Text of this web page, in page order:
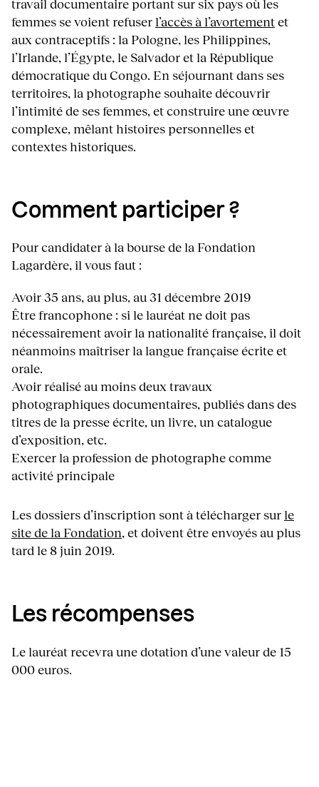
travail documentaire portant sur six pays où les
femmes se voient refuserl’accès à l’avortementet
aux contraceptifs : la Pologne, les Philippines,
l’Irlande, l’Égypte, le Salvador et la République
démocratique du Congo. En séjournant dans ses
territoires, la photographe souhaite découvrir
l’intimité de ses femmes, et construire une œuvre
complexe, mêlant histoires personnelles et
contextes historiques.
Comment participer ?
Pour candidater à la bourse de la Fondation
Lagardère, il vous faut :
Avoir 35 ans, au plus, au 31 décembre 2019
Être francophone : si le lauréat ne doit pas
nécessairement avoir la nationalité française, il doit
néanmoins maîtriser la langue française écrite et
orale.
Avoir réalisé au moins deux travaux
photographiques documentaires, publiés dans des
titres de la presse écrite, un livre, un catalogue
d’exposition, etc.
Exercer la profession de photographe comme
activité principale
Les dossiers d’inscription sont à télécharger surle
site de la Fondation, et doivent être envoyés au plus
tard le 8 juin 2019.
Les récompenses
Le lauréat recevra une dotation d’une valeur de 15
000 euros.